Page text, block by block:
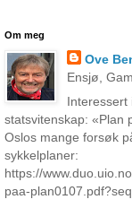
Om meg
Ove
Ensjø,
Interessert
statsvitenskap: «Plan
Oslos mange forsøk
sykkelplaner:
https://
paa-